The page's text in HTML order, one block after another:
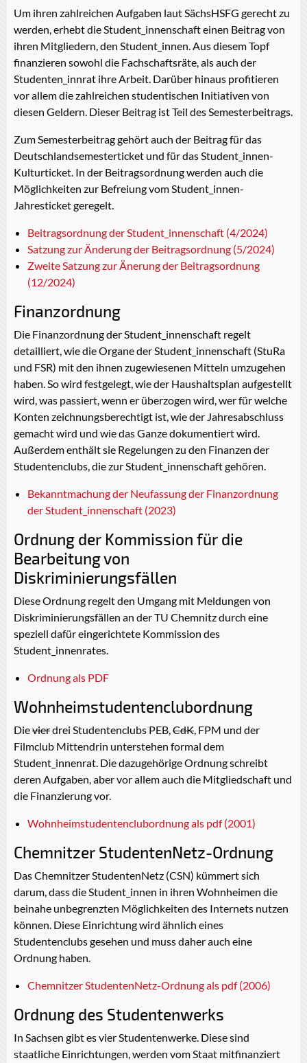
Um ihren zahlreichen Aufgaben laut SächsHSFG gerecht zu
werden, erhebt die Student_innenschaft einen Beitrag von
ihren Mitgliedern, den Student_innen. Aus diesem Topf
finanzieren sowohl die Fachschaftsräte, als auch der
Studenten_innrat ihre Arbeit. Darüber hinaus profitieren
vor allem die zahlreichen studentischen Initiativen von
diesen Geldern. Dieser Beitrag ist Teil des Semesterbeitrags.
Zum Semesterbeitrag gehört auch der Beitrag für das
Deutschlandsemesterticket und für das Student_innen-
Kulturticket. In der Beitragsordnung werden auch die
Möglichkeiten zur Befreiung vom Student_innen-
Jahresticket geregelt.
Beitragsordnung der Student_innenschaft (4/2024)
Satzung zur Änderung der Beitragsordnung (5/2024)
Zweite Satzung zur Änerung der Beitragsordnung
(12/2024)
Finanzordnung
Die Finanzordnung der Student_innenschaft regelt
detailliert, wie die Organe der Student_innenschaft (StuRa
und FSR) mit den ihnen zugewiesenen Mitteln umzugehen
haben. So wird festgelegt, wie der Haushaltsplan aufgestellt
wird, was passiert, wenn er überzogen wird, wer für welche
Konten zeichnungsberechtigt ist, wie der Jahresabschluss
gemacht wird und wie das Ganze dokumentiert wird.
Außerdem enthält sie Regelungen zu den Finanzen der
Studentenclubs, die zur Student_innenschaft gehören.
Bekanntmachung der Neufassung der Finanzordnung
der Student_innenschaft (2023)
Ordnung der Kommission für die
Bearbeitung von
Diskriminierungsfällen
Diese Ordnung regelt den Umgang mit Meldungen von
Diskriminierungsfällen an der TU Chemnitz durch eine
speziell dafür eingerichtete Kommission des
Student_innenrates.
Ordnung als PDF
Wohnheimstudentenclubordnung
Dievierdrei Studentenclubs PEB,CdK, FPM und der
Filmclub Mittendrin unterstehen formal dem
Student_innenrat. Die dazugehörige Ordnung schreibt
deren Aufgaben, aber vor allem auch die Mitgliedschaft und
die Finanzierung vor.
Wohnheimstudentenclubordnung als pdf (2001)
Chemnitzer StudentenNetz-Ordnung
Das Chemnitzer StudentenNetz (CSN) kümmert sich
darum, dass die Student_innen in ihren Wohnheimen die
beinahe unbegrenzten Möglichkeiten des Internets nutzen
können. Diese Einrichtung wird ähnlich eines
Studentenclubs gesehen und muss daher auch eine
Ordnung haben.
Chemnitzer StudentenNetz-Ordnung als pdf (2006)
Ordnung des Studentenwerks
In Sachsen gibt es vier Studentenwerke. Diese sind
staatliche Einrichtungen, werden vom Staat mitfinanziert